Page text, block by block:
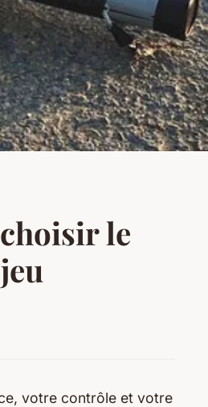
le
votre contrôle et votre